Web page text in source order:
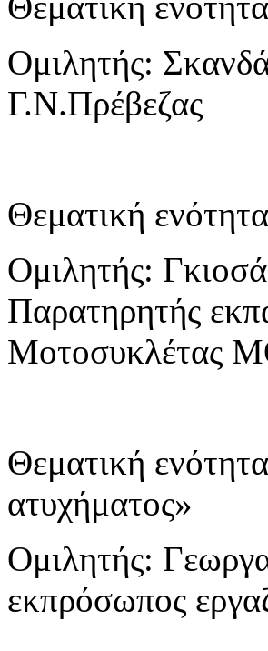
Ομιλητής:
Γ.Ν.Πρέβεζας
Θεματική
Ομιλητής:
Παρατηρητής
Μοτοσυκλέτας
Θεματική
ατυχήματος»
Ομιλητής:
εκπρόσωπος